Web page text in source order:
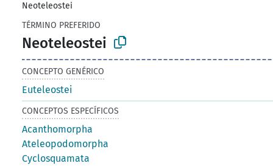
Neoteleostei
TÉRMINO PREFERIDO
Neoteleostei
CONCEPTO GENÉRICO
Euteleostei
CONCEPTOS ESPECÍFICOS
Acanthomorpha
Ateleopodomorpha
Cyclosquamata